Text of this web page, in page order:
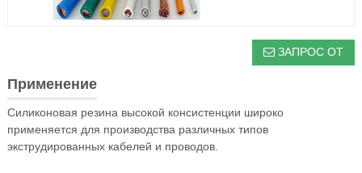
ЗАПРОС ОТ
Применение
Силиконовая резина высокой консистенции широко
применяется для производства различных типов
экструдированных кабелей и проводов.